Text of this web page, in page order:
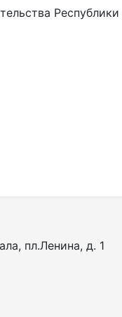
пл.Ленина, д. 1